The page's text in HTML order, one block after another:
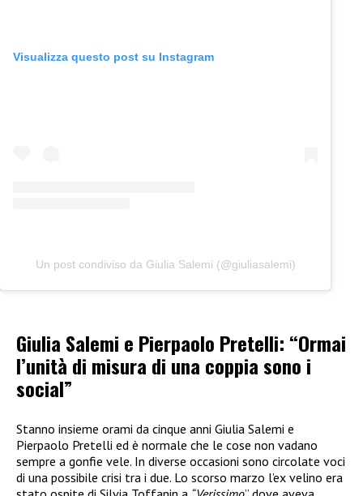
Visualizza questo post su Instagram
Un post condiviso da Giulia Salemi (@giuliasalemi)
Giulia Salemi e Pierpaolo Pretelli: “Ormai
l’unità di misura di una coppia sono i
social”
Stanno insieme orami da cinque anni Giulia Salemi e
Pierpaolo Pretelli ed è normale che le cose non vadano
sempre a gonfie vele. In diverse occasioni sono circolate voci
di una possibile crisi tra i due. Lo scorso marzo l’ex velino era